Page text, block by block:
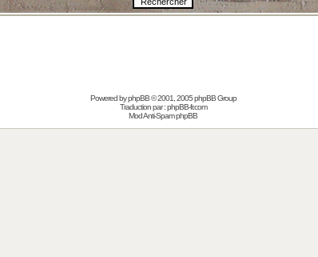
Powered byphpBB© 2001, 2005 phpBB Group
Traduction par :phpBB-fr.com
Mod Anti-Spam phpBB